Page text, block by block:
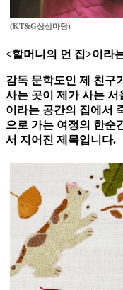
(KT&G상상마당)
<할머니의 먼 집>이라
감독 문학도인 제 친구
사는 곳이 제가 사는
이라는 공간의 집에서
으로 가는 여정의 한순
서 지어진 제목입니다.